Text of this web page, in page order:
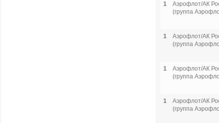
1
Аэрофлот/АК
(группа
1
Аэрофлот/АК
(группа
1
Аэрофлот/АК
(группа
1
Аэрофлот/АК
(группа